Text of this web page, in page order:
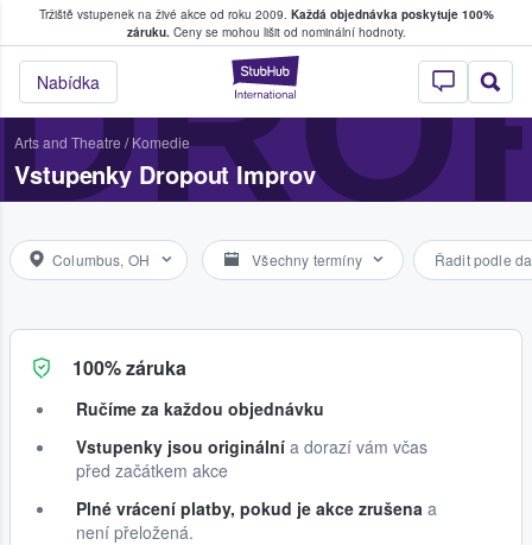
Tržiště vstupenek na živé akce od roku 2009. Každá objednávka poskytuje 100%
záruku.Ceny se mohou lišit od nominální hodnoty.
StubHub –
Nabídka
kde fanoušci kupují a prodávají vstupenky
Arts and Theatre /Komedie
Vstupenky Dropout Improv
Columbus, OH Všechny termíny Řadit podle
100% záruka
Ručíme za každou objednávku
Vstupenky jsou originální a dorazí vám včas
před začátkem akce
Plné vrácení platby, pokud je akce zrušena a
není přeložená.